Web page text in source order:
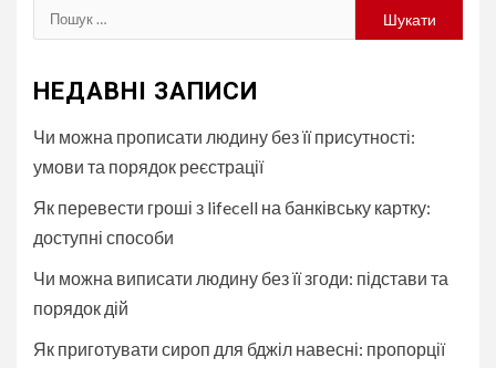
Пошук:
НЕДАВНІ ЗАПИСИ
Чи можна прописати людину без її присутності:
умови та порядок реєстрації
Як перевести гроші з lifecell на банківську картку:
доступні способи
Чи можна виписати людину без її згоди: підстави та
порядок дій
Як приготувати сироп для бджіл навесні: пропорції